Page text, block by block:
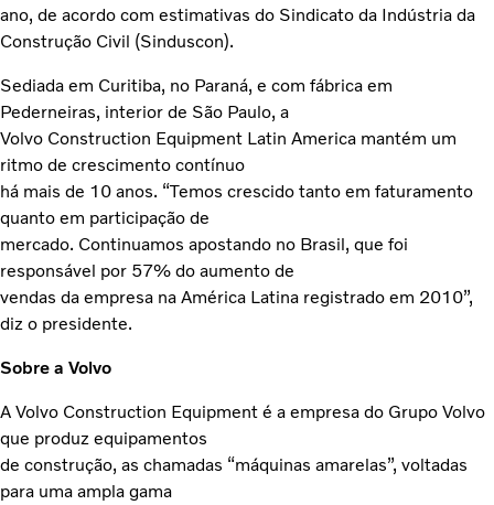
ano, de acordo com estimativas do Sindicato da Indústria da
Construção Civil (Sinduscon).
Sediada em Curitiba, no Paraná, e com fábrica em
Pederneiras, interior de São Paulo, a
Volvo Construction Equipment Latin America mantém um
ritmo de crescimento contínuo
há mais de 10 anos. “Temos crescido tanto em faturamento
quanto em participação de
mercado. Continuamos apostando no Brasil, que foi
responsável por 57% do aumento de
vendas da empresa na América Latina registrado em 2010”,
diz o presidente.
Sobre a Volvo
A Volvo Construction Equipment é a empresa do Grupo Volvo
que produz equipamentos
de construção, as chamadas “máquinas amarelas”, voltadas
para uma ampla gama